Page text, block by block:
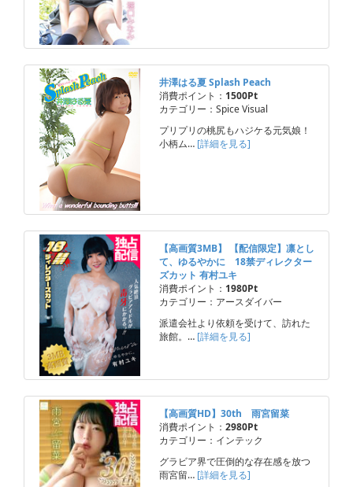
井澤はる夏 Splash Peach
消費ポイント： 1500Pt
カテゴリー：Spice Visual
プリプリの桃尻もハジケる元気娘！
小柄ム… [詳細を見る]
【高画質3MB】 【配信限定】凛とし
て、ゆるやかに 18禁ディレクター
ズカット 有村ユキ
消費ポイント： 1980Pt
カテゴリー：アースダイバー
派遣会社より依頼を受けて、訪れた
旅館。… [詳細を見る]
【高画質HD】30th 雨宮留菜
消費ポイント： 2980Pt
カテゴリー：インテック
グラビア界で圧倒的な存在感を放つ
雨宮留… [詳細を見る]